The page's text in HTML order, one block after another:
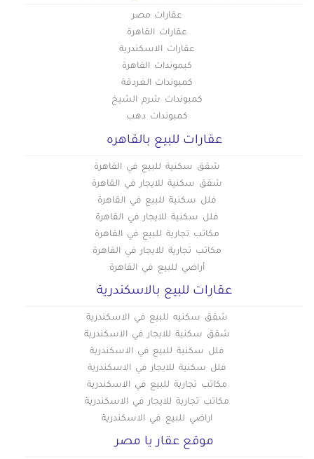
عقارات مصر
عقارات القاهرة
عقارات الاسكندرية
كبموندات القاهرة
كمبوندات الغردقة
كمبوندات شرم الشيخ
كمبوندات دهب
عقارات للبيع بالقاهره
شقق سكنية للبيع في القاهرة
شقق سكنية للايجار في القاهرة
فلل سكنية للبيع في القاهرة
فلل سكنية للايجار في القاهرة
مكاتب تجارية للبيع في القاهرة
مكاتب تجارية للايجار في القاهرة
أراضي للبيع في القاهرة
عقارات للبيع بالاسكندرية
شقق سكنيه للبيع في الاسكندرية
شقق سكنية للايجار في الاسكندرية
فلل سكنية للبيع في الاسكندرية
فلل سكنية للايجار في الاسكندرية
مكاتب تجارية للبيع في الاسكندرية
مكاتب تجارية للايجار في الاسكندرية
اراضي للبيع في الاسكندرية
موقع عقار يا مصر